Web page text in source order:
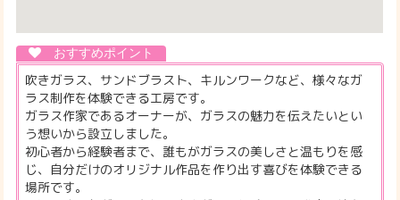
吹きガラス、サンドブラスト、キルンワークなど、様々なガ
ラス制作を体験できる工房です。
ガラス作家であるオーナーが、ガラスの魅力を伝えたいとい
う想いから設立しました。
初心者から経験者まで、誰もがガラスの美しさと温もりを感
じ、自分だけのオリジナル作品を作り出す喜びを体験できる
場所です。